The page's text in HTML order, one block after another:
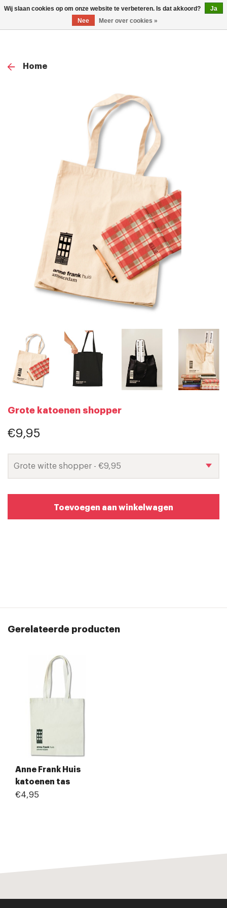
0
Home
Grote katoenen shopper
€9,95
Toevoegen aan winkelwagen
Gerelateerde producten
Anne Frank Huis
katoenen tas
€4,95
Wij slaan cookies op om onze website te verbeteren. Is dat akkoord?
Ja
Nee
Meer over cookies »